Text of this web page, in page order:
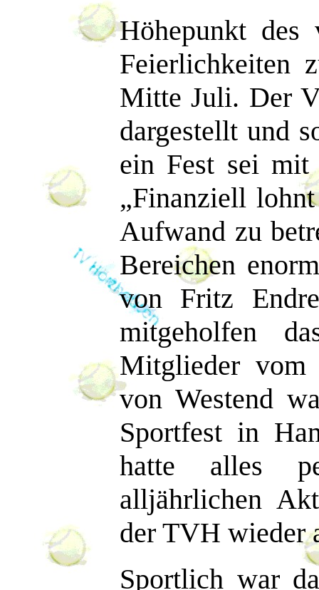
Höhepunkt des
Feierlichkeiten
Mitte Juli. Der
dargestellt und
ein Fest sei mit
„Finanziell
Aufwand zu
Bereichen
von Fritz
mitgeholfen
Mitglieder vom
von Westend
Sportfest in
hatte alles
alljährlichen
der TVH wieder
Sportlich war